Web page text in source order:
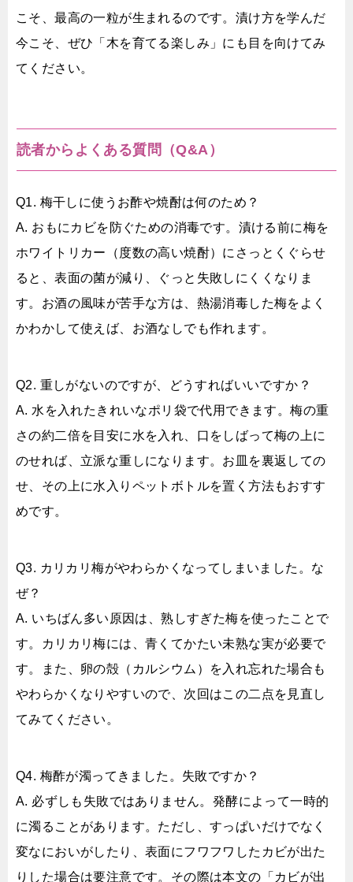
こそ、最高の一粒が生まれるのです。漬け方を学んだ
今こそ、ぜひ「木を育てる楽しみ」にも目を向けてみ
てください。
読者からよくある質問（Q&A）
Q1. 梅干しに使うお酢や焼酎は何のため？
A. おもにカビを防ぐための消毒です。漬ける前に梅を
ホワイトリカー（度数の高い焼酎）にさっとくぐらせ
ると、表面の菌が減り、ぐっと失敗しにくくなりま
す。お酒の風味が苦手な方は、熱湯消毒した梅をよく
かわかして使えば、お酒なしでも作れます。
Q2. 重しがないのですが、どうすればいいですか？
A. 水を入れたきれいなポリ袋で代用できます。梅の重
さの約二倍を目安に水を入れ、口をしばって梅の上に
のせれば、立派な重しになります。お皿を裏返しての
せ、その上に水入りペットボトルを置く方法もおすす
めです。
Q3. カリカリ梅がやわらかくなってしまいました。な
ぜ？
A. いちばん多い原因は、熟しすぎた梅を使ったことで
す。カリカリ梅には、青くてかたい未熟な実が必要で
す。また、卵の殻（カルシウム）を入れ忘れた場合も
やわらかくなりやすいので、次回はこの二点を見直し
てみてください。
Q4. 梅酢が濁ってきました。失敗ですか？
A. 必ずしも失敗ではありません。発酵によって一時的
に濁ることがあります。ただし、すっぱいだけでなく
変なにおいがしたり、表面にフワフワしたカビが出た
りした場合は要注意です。その際は本文の「カビが出